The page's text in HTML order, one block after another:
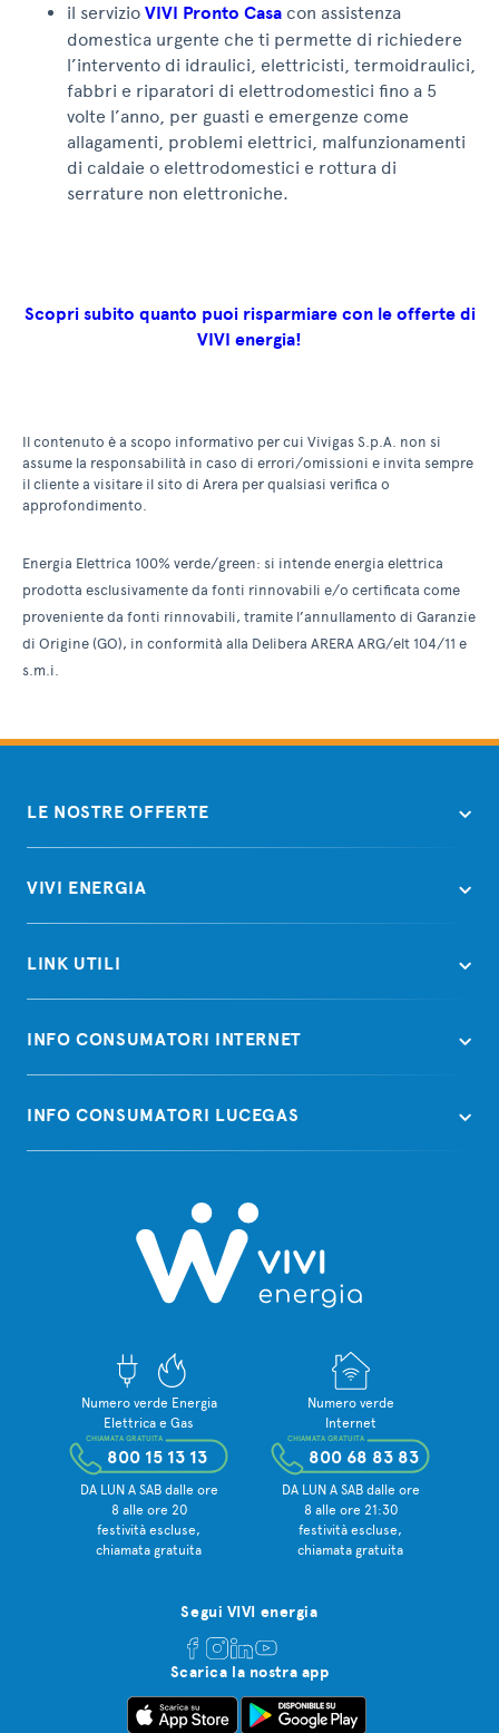
il servizio VIVI Pronto Casa con assistenza
domestica urgente che ti permette di richiedere
l’intervento di idraulici, elettricisti, termoidraulici,
fabbri e riparatori di elettrodomestici fino a 5
volte l’anno, per guasti e emergenze come
allagamenti, problemi elettrici, malfunzionamenti
di caldaie o elettrodomestici e rottura di
serrature non elettroniche.
Scopri subito quanto puoi risparmiare con le offerte di
VIVI energia!
Il contenuto è a scopo informativo per cui Vivigas S.p.A. non si
assume la responsabilità in caso di errori/omissioni e invita sempre
il cliente a visitare il sito di Arera per qualsiasi verifica o
approfondimento.
Energia Elettrica 100% verde/green: si intende energia elettrica
prodotta esclusivamente da fonti rinnovabili e/o certificata come
proveniente da fonti rinnovabili, tramite l’annullamento di Garanzie
di Origine (GO), in conformità alla Delibera ARERA ARG/elt 104/11 e
s.m.i.
LE NOSTRE OFFERTE
VIVI ENERGIA
LINK UTILI
INFO CONSUMATORI INTERNET
INFO CONSUMATORI LUCEGAS
Numero verde Energia
Elettrica e Gas
800 15 13 13
CHIAMATA GRATUITA
DA LUN A SAB dalle ore
8 alle ore 20
festività escluse,
chiamata gratuita
Numero verde
Internet
800 68 83 83
CHIAMATA GRATUITA
DA LUN A SAB dalle ore
8 alle ore 21:30
festività escluse,
chiamata gratuita
Segui VIVI energia
Scarica la nostra app